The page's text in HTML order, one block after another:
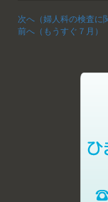
次へ（婦人科の検査に
前へ（もうすぐ７月）